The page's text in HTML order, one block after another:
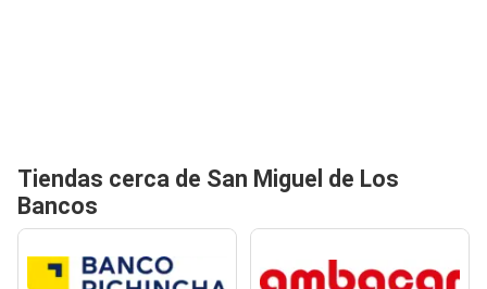
Tiendas cerca de San Miguel de Los
Bancos